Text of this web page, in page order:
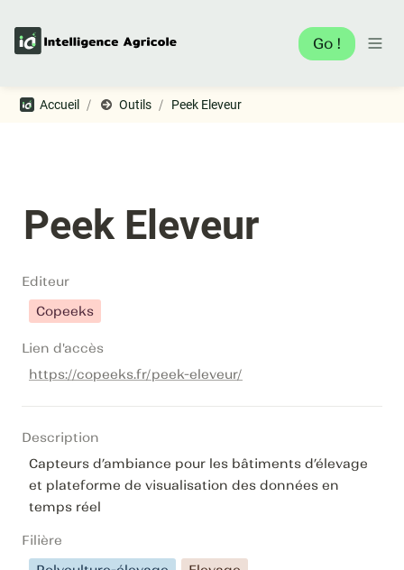
Go !
Accueil / Outils / Peek Eleveur
Peek Eleveur
Editeur
Copeeks
Lien d'accès
https://copeeks.fr/peek-eleveur/
Description
Capteurs d’ambiance pour les bâtiments d’élevage
et plateforme de visualisation des données en
temps réel
Filière